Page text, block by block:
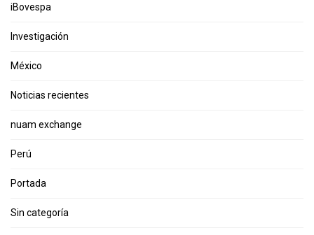
iBovespa
Investigación
México
Noticias recientes
nuam exchange
Perú
Portada
Sin categoría